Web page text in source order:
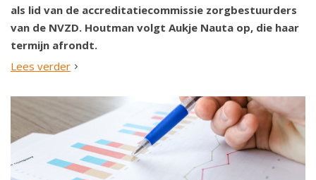
als lid van de accreditatiecommissie zorgbestuurders
van de NVZD. Houtman volgt Aukje Nauta op, die haar
termijn afrondt.
Lees verder